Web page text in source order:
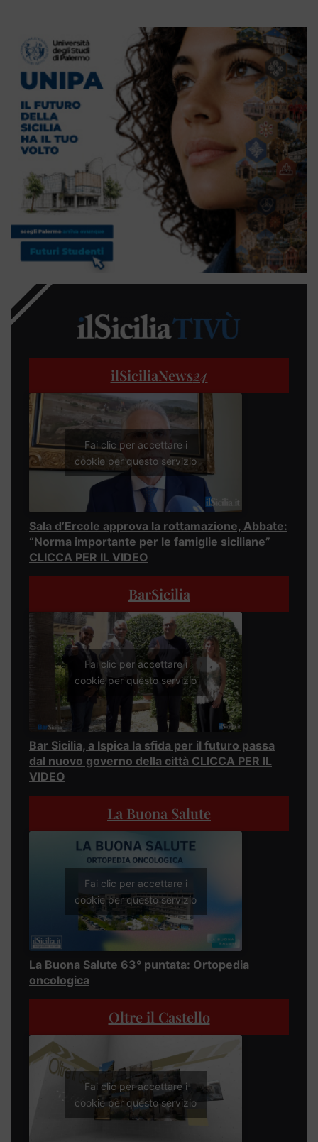
ilSiciliaNews24
Fai clic per accettare i
cookie per questo servizio
Sala d’Ercole approva la rottamazione, Abbate:
“Norma importante per le famiglie siciliane”
CLICCA PER IL VIDEO
BarSicilia
Fai clic per accettare i
cookie per questo servizio
Bar Sicilia, a Ispica la sfida per il futuro passa
dal nuovo governo della città CLICCA PER IL
VIDEO
La Buona Salute
Fai clic per accettare i
cookie per questo servizio
La Buona Salute 63° puntata: Ortopedia
oncologica
Oltre il Castello
Fai clic per accettare i
cookie per questo servizio